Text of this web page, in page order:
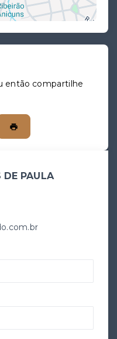
então compartilhe
DE PAULA